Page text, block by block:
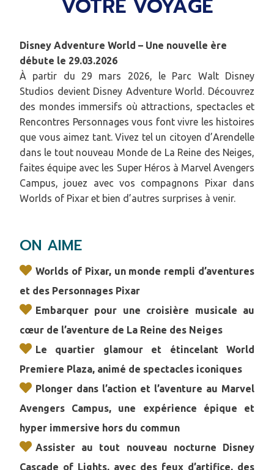
VOTRE VOYAGE
Disney Adventure World – Une nouvelle ère
débute le 29.03.2026
À partir du 29 mars 2026, le Parc Walt Disney
Studios devient Disney Adventure World. Découvrez
des mondes immersifs où attractions, spectacles et
Rencontres Personnages vous font vivre les histoires
que vous aimez tant. Vivez tel un citoyen d’Arendelle
dans le tout nouveau Monde de La Reine des Neiges,
faites équipe avec les Super Héros à Marvel Avengers
Campus, jouez avec vos compagnons Pixar dans
Worlds of Pixar et bien d’autres surprises à venir.
ON AIME
Worlds of Pixar, un monde rempli d’aventures
et des Personnages Pixar
Embarquer pour une croisière musicale au
cœur de l’aventure de La Reine des Neiges
Le quartier glamour et étincelant World
Premiere Plaza, animé de spectacles iconiques
Plonger dans l’action et l’aventure au Marvel
Avengers Campus, une expérience épique et
hyper immersive hors du commun
Assister au tout nouveau nocturne Disney
Cascade of Lights, avec des feux d’artifice, des